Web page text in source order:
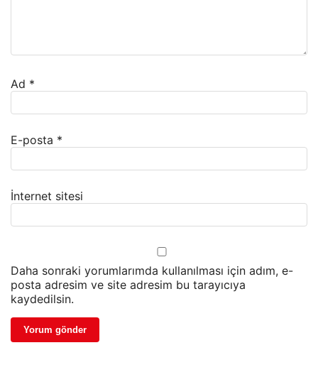
Ad *
E-posta *
İnternet sitesi
Daha sonraki yorumlarımda kullanılması için adım, e-
posta adresim ve site adresim bu tarayıcıya
kaydedilsin.